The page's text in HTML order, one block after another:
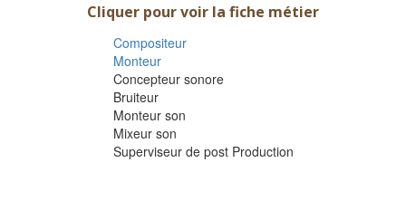
Cliquer pour voir la fiche métier
Compositeur
Monteur
Concepteur sonore
Bruiteur
Monteur son
Mixeur son
Superviseur de post Production